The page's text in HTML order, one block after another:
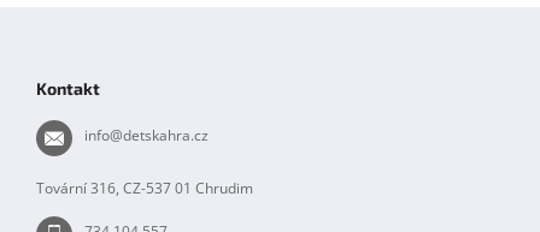
Kontakt
info@detskahra.cz
Tovární 316, CZ-537 01 Chrudim